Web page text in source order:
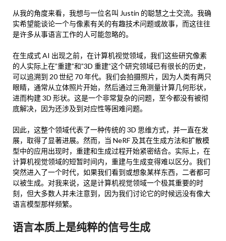
从我的角度来看，我想与一位名叫 Justin 的聪慧之士交流。我确
实希望能谈论一个与像素有关的有趣技术问题或故事，而这往往
是许多从事语言工作的人可能忽略的。
在生成式 AI 出现之前，在计算机视觉领域，我们这些研究像素
的人实际上在”重建”和”3D 重建”这个研究领域已有很长的历史，
可以追溯到 20 世纪 70 年代。我们会拍摄照片，因为人类有两只
眼睛，通常从立体照片开始，然后通过三角测量计算几何形状，
进而构建 3D 形状。这是一个非常复杂的问题，至今都没有被彻
底解决，因为还涉及到对应性等困难问题。
因此，这整个领域代表了一种传统的 3D 思维方式，并一直在发
展，取得了显著进展。然而，当 NeRF 及其在生成方法和扩散模
型中的应用出现时，重建和生成过程开始紧密结合。实际上，在
计算机视觉领域的短暂时间内，重建与生成变得难以区分。我们
突然进入了一个时代，如果我们看到或想象某样东西，二者都可
以被生成。对我来说，这是计算机视觉领域一个极其重要的时
刻，但大多数人并未注意到，因为我们讨论它的时候远没有像大
语言模型那样频繁。
语言本质上是纯粹的信号生成